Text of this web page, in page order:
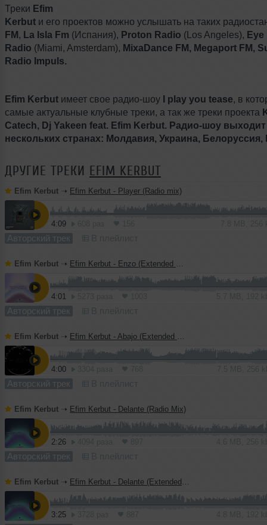
Треки Efim
Kerbut и его проектов можно услышать на таких
FM , La Isla Fm (Испания), Proton Radio (Los Angeles), Eye
Radio (Miami, Amsterdam), MixaDance FM, Megaport FM,
Radio Impuls.
Efim Kerbut имеет свое радио-шоу I play you tease, в
самые актуальные клубные треки, а так же треки проекта
Catech, Dj Yakeen feat. Efim Kerbut. Радио-шоу
нескольких странах: Молдавия, Украина, Белоруссия,
ДРУГИЕ ТРЕКИ EFIM KERBUT
Efim Kerbut ➝ Efim Kerbut - Player (Radio mix)
4:09
Авторский трек
Efim Kerbut ➝ Efim Kerbut - Enzo (Extended mix)
4:01
Авторский трек
Efim Kerbut ➝ Efim Kerbut - Abajo (Extended Mix)
4:00
Авторский трек
Efim Kerbut ➝ Efim Kerbut - Delante (Radio Mix)
2:26
Авторский трек
Efim Kerbut ➝ Efim Kerbut - Delante (Extended mix)
3:25